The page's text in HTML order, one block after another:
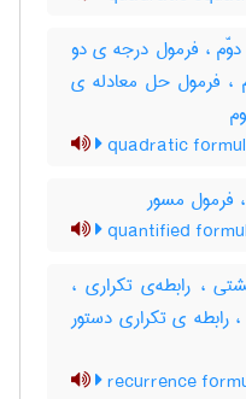
، فرمول درجه ی دو
، فرمول حل معادله ی
quadratic
فرمول مسور
quantified
، رابطه‌ی تکراری ،
رابطه ی تکراری دستور
recurrence